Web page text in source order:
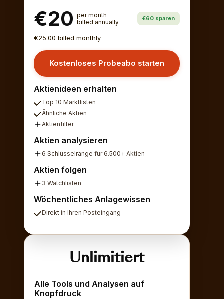
€20 per month
billed annually
€60 sparen
€25.00 billed monthly
Kostenloses Probeabo starten
Aktienideen erhalten
Top 10 Marktlisten
Ähnliche Aktien
Aktienfilter
Aktien analysieren
6 Schlüsselränge für 6.500+ Aktien
Aktien folgen
3 Watchlisten
Wöchentliches Anlagewissen
Direkt in Ihren Posteingang
Unlimitiert
Alle Tools und Analysen auf
Knopfdruck